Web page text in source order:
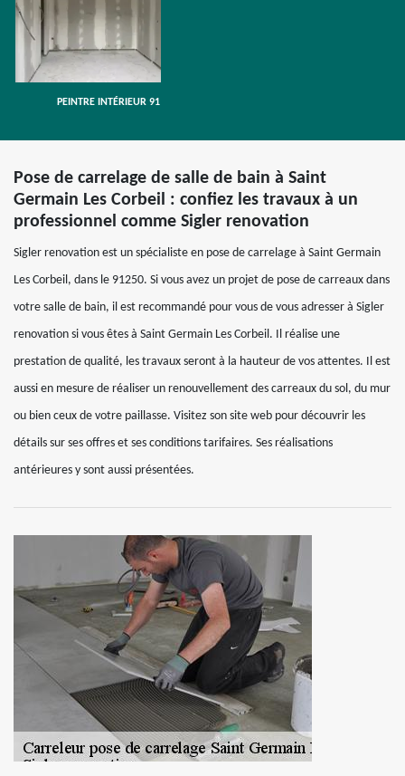
PEINTRE INTÉRIEUR 91
Pose de carrelage de salle de bain à Saint
Germain Les Corbeil : confiez les travaux à un
professionnel comme Sigler renovation
Sigler renovation est un spécialiste en pose de carrelage à Saint Germain
Les Corbeil, dans le 91250. Si vous avez un projet de pose de carreaux dans
votre salle de bain, il est recommandé pour vous de vous adresser à Sigler
renovation si vous êtes à Saint Germain Les Corbeil. Il réalise une
prestation de qualité, les travaux seront à la hauteur de vos attentes. Il est
aussi en mesure de réaliser un renouvellement des carreaux du sol, du mur
ou bien ceux de votre paillasse. Visitez son site web pour découvrir les
détails sur ses offres et ses conditions tarifaires. Ses réalisations
antérieures y sont aussi présentées.